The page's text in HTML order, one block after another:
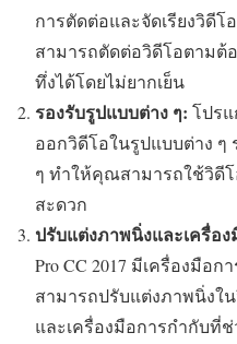
การตัดต่อและจัดเรียงวิดี
สามารถตัดต่อวิดีโอตามต้
ทึ่งได้โดยไม่ยากเย็น
รองรับรูปแบบต่าง ๆ: โปร
ออกวิดีโอในรูปแบบต่าง ๆ
ๆ ทำให้คุณสามารถใช้วิดีโ
สะดวก
ปรับแต่งภาพนิ่งและเครื่อ
Pro CC 2017 มีเครื่องมือ
สามารถปรับแต่งภาพนิ่งใ
และเครื่องมือการกำกับที่